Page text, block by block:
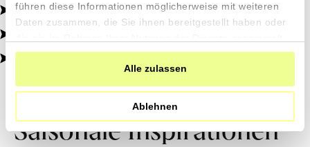
führen diese Informationen möglicherweise mit weiteren
Daten zusammen, die Sie ihnen bereitgestellt haben oder
haben.
Alle zulassen
Ablehnen
Natürliche Zutaten, echter Geschmack.
Von kleinen Höfen, direkt zu dir.
100% transparent, 0% Zusatzstoffe.
Saisonale Inspirationen